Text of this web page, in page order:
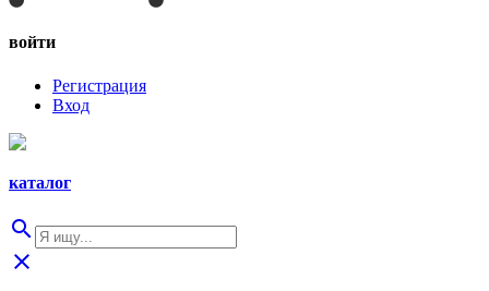
войти
Регистрация
Вход
каталог
search
close